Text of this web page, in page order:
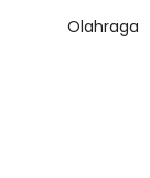
Olahraga